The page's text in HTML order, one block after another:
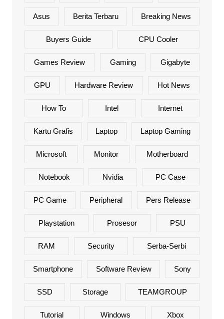
Asus Berita Terbaru Breaking News
Buyers Guide CPU Cooler
Games Review Gaming Gigabyte
GPU Hardware Review Hot News
How To Intel Internet
Kartu Grafis Laptop Laptop Gaming
Microsoft Monitor Motherboard
Notebook Nvidia PC Case
PC Game Peripheral Pers Release
Playstation Prosesor PSU
RAM Security Serba-Serbi
Smartphone Software Review Sony
SSD Storage TEAMGROUP
Tutorial Windows Xbox